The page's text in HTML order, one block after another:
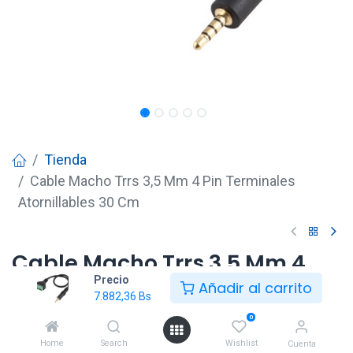
Precio
7.882,36 Bs Añadir al carrito
Home Search
0
Wishlist Cuenta
Tienda
Cable Macho Trrs 3,5 Mm 4 Pin Terminales
Atornillables 30 Cm
Cable Macho Trrs 3,5 Mm 4
Pin Terminales Atornillables
30 Cm